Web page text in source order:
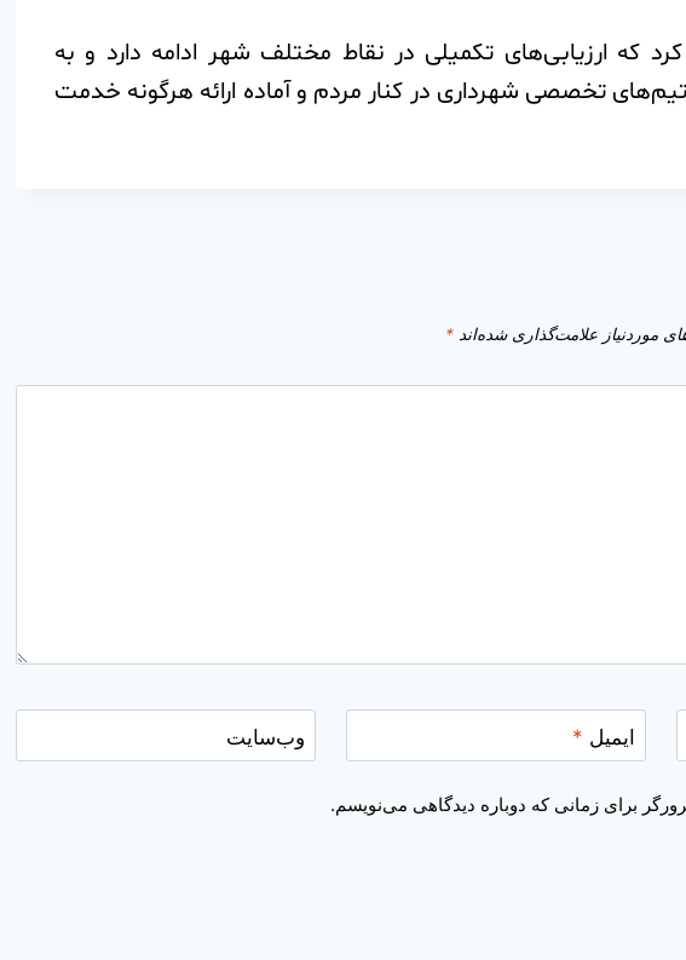
که ارزیابی‌های تکمیلی در نقاط مختلف شهر ادامه دارد و به
تخصصی شهرداری در کنار مردم و آماده ارائه هرگونه خدمت
موردنیاز علامت‌گذاری شده‌اند *
ایمیل * وب‌سایت
برای زمانی که دوباره دیدگاهی می‌نویسم.